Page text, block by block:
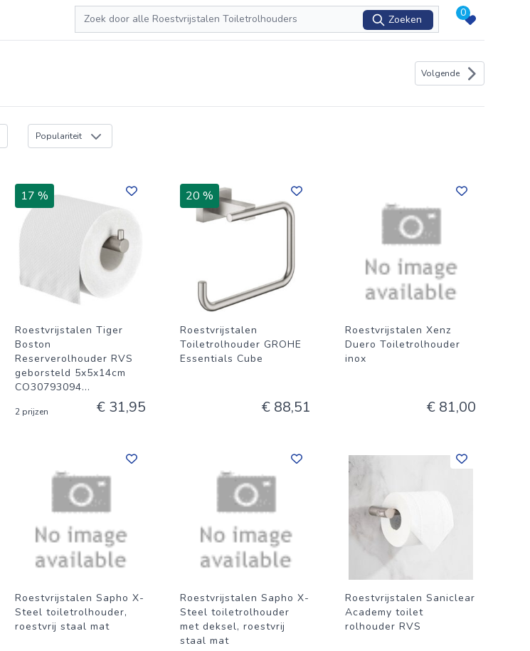
Zoeken
Zoeken
0
Volgende
Populariteit
17 %
Roestvrijstalen Tiger
Boston
Reserverolhouder RVS
geborsteld 5x5x14cm
CO30793094...
2 prijzen € 31,95
20 %
Roestvrijstalen
Toiletrolhouder GROHE
Essentials Cube
€ 88,51
Roestvrijstalen Xenz
Duero Toiletrolhouder
inox
€ 81,00
Roestvrijstalen Sapho X-
Steel toiletrolhouder,
roestvrij staal mat
Roestvrijstalen Sapho X-
Steel toiletrolhouder
met deksel, roestvrij
staal mat
Roestvrijstalen Saniclear
Academy toilet
rolhouder RVS